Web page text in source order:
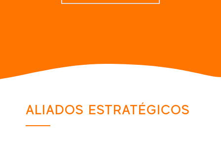
ALIADOS ESTRATÉGICOS